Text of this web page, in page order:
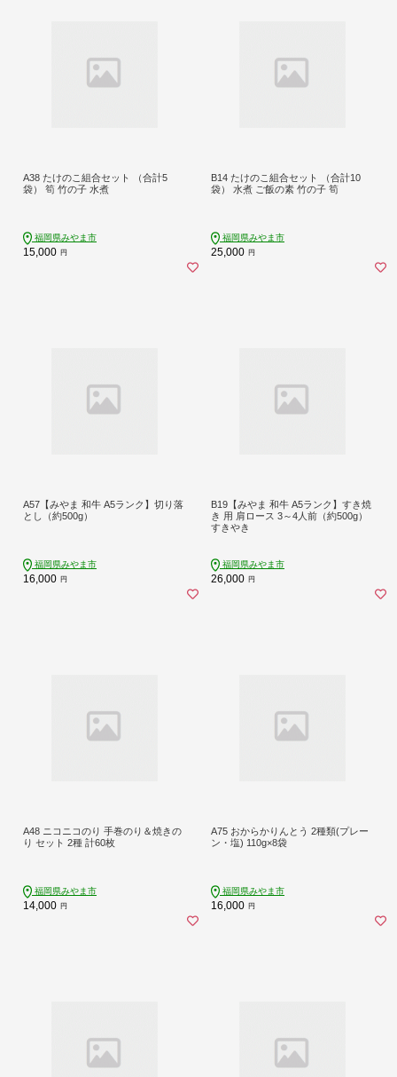
A38 たけのこ組合セット （合計5
袋） 筍 竹の子 水煮
福岡県みやま市
15,000 円
B14 たけのこ組合セット （合計10
袋） 水煮 ご飯の素 竹の子 筍
福岡県みやま市
25,000 円
A57【みやま 和牛 A5ランク】切り落
とし（約500g）
福岡県みやま市
16,000 円
B19【みやま 和牛 A5ランク】すき焼
き 用 肩ロース 3～4人前（約500g）
すきやき
福岡県みやま市
26,000 円
A48 ニコニコのり 手巻のり＆焼きの
り セット 2種 計60枚
福岡県みやま市
14,000 円
A75 おからかりんとう 2種類(プレー
ン・塩) 110g×8袋
福岡県みやま市
16,000 円